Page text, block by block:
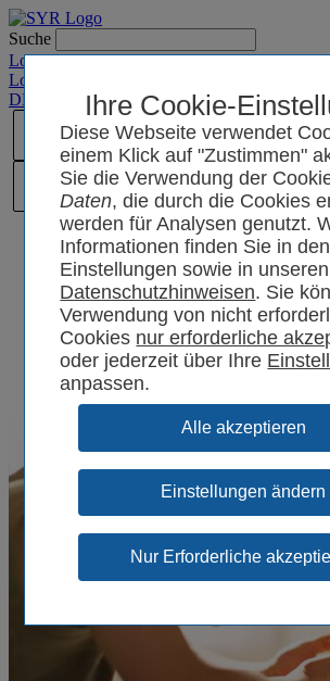
Ihre Cookie-
Diese Webseite verwendet
einem Klick auf "Zustimmen"
Sie die Verwendung der
Daten, die durch die Cookies
werden für Analysen genutzt.
Informationen finden Sie in den
Einstellungen sowie in unseren
Datenschutzhinweisen. Sie
Verwendung von nicht
Cookies
oder jederzeit über Ihre
anpassen.
Einstellungen ändern
Suche
Login SYRCode²
Login SYR Connect
DE
CN / PL